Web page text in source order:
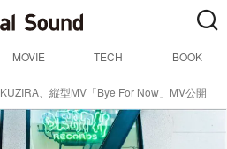
MOVIE TECH BOOK
KUZIRA、縦型MV「Bye For Now」MV公開